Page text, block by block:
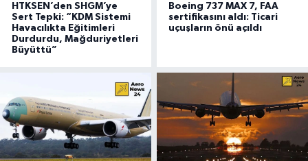
HTKSEN’den SHGM’ye
Sert Tepki: “KDM Sistemi
Havacılıkta Eğitimleri
Durdurdu, Mağduriyetleri
Büyüttü”
Boeing 737 MAX 7, FAA
sertifikasını aldı: Ticari
uçuşların önü açıldı